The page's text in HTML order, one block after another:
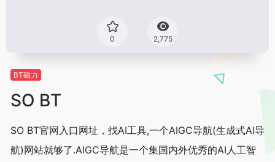
0 2,775
BT磁力
SO BT
SO BT官网入口网址，找AI工具,一个AIGC导航(生成式AI导
航)网站就够了.AIGC导航是一个集国内外优秀的AI人工智